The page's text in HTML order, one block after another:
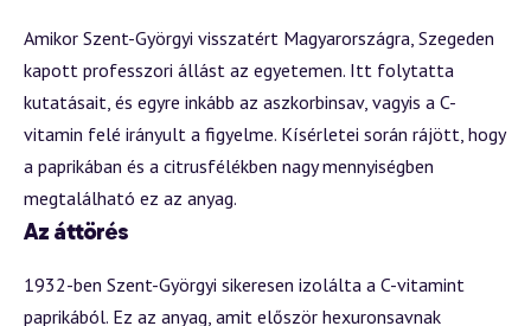
Amikor Szent-Györgyi visszatért Magyarországra, Szegeden
kapott professzori állást az egyetemen. Itt folytatta
kutatásait, és egyre inkább az aszkorbinsav, vagyis a C-
vitamin felé irányult a figyelme. Kísérletei során rájött, hogy
a paprikában és a citrusfélékben nagy mennyiségben
megtalálható ez az anyag.
Az áttörés
1932-ben Szent-Györgyi sikeresen izolálta a C-vitamint
paprikából. Ez az anyag, amit először hexuronsavnak